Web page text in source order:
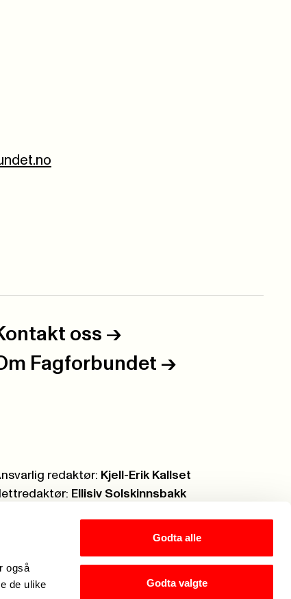
også
de ulike
Godta alle
Godta valgte
oss ->
Fagforbundet ->
redaktør: Kjell-Erik Kallset
Ellisiv Solskinnsbakk